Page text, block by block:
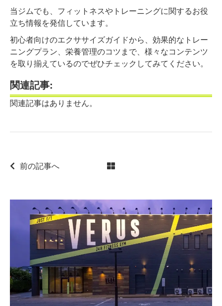
当ジムでも、フィットネスやトレーニングに関するお役
立ち情報を発信しています。
初心者向けのエクササイズガイドから、効果的なトレー
ニングプラン、栄養管理のコツまで、様々なコンテンツ
を取り揃えているのでぜひチェックしてみてください。
関連記事:
関連記事はありません。
前の記事へ